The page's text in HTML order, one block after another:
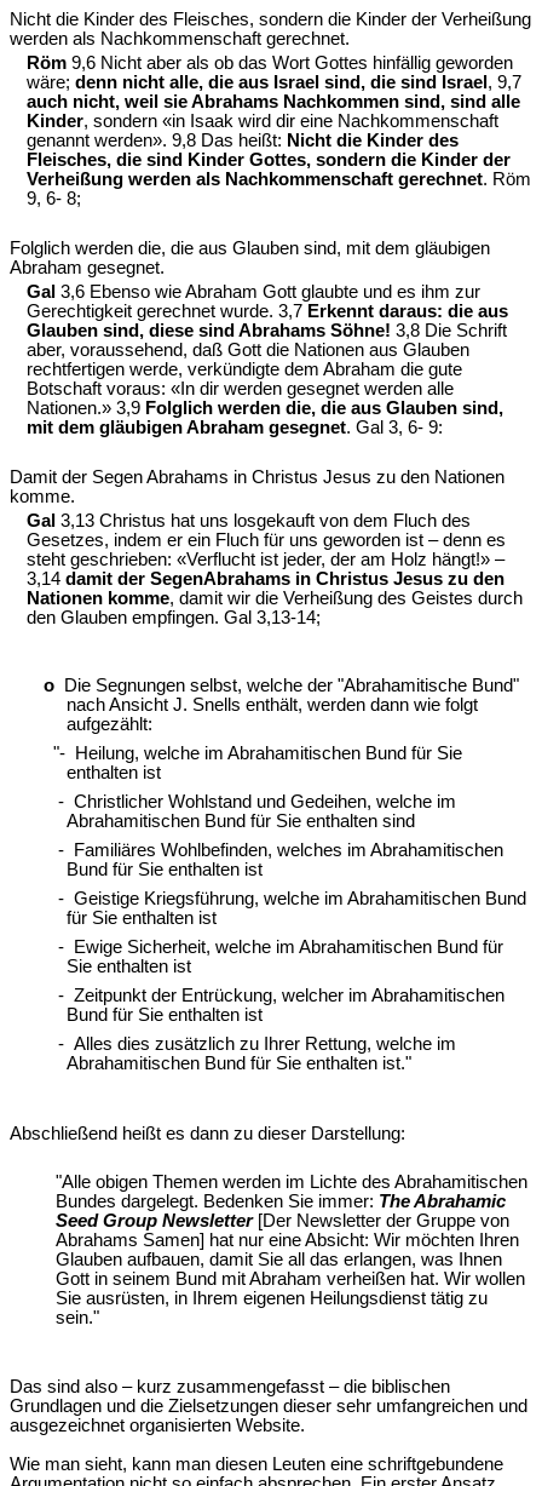
Nicht die Kinder des Fleisches, sondern die Kinder der Verheißung
werden als Nachkommenschaft gerechnet.
Röm 9,6 Nicht aber als ob das Wort Gottes hinfällig geworden
wäre; denn nicht alle, die aus Israel sind, die sind Israel , 9,7
auch nicht, weil sie Abrahams Nachkommen sind, sind alle
Kinder, sondern «in Isaak wird dir eine Nachkommenschaft
genannt werden». 9,8 Das heißt: Nicht die Kinder des
Fleisches, die sind Kinder Gottes, sondern die Kinder der
Verheißung werden als Nachkommenschaft gerechnet. Röm
9, 6- 8;
Folglich werden die, die aus Glauben sind, mit dem gläubigen
Abraham gesegnet.
Gal 3,6 Ebenso wie Abraham Gott glaubte und es ihm zur
Gerechtigkeit gerechnet wurde. 3,7 Erkennt daraus: die aus
Glauben sind, diese sind Abrahams Söhne! 3,8 Die Schrift
aber, voraussehend, daß Gott die Nationen aus Glauben
rechtfertigen werde, verkündigte dem Abraham die gute
Botschaft voraus: «In dir werden gesegnet werden alle
Nationen.» 3,9 Folglich werden die, die aus Glauben sind,
mit dem gläubigen Abraham gesegnet. Gal 3, 6- 9:
Damit der Segen Abrahams in Christus Jesus zu den Nationen
komme.
Gal 3,13 Christus hat uns losgekauft von dem Fluch des
Gesetzes, indem er ein Fluch für uns geworden ist – denn es
steht geschrieben: «Verflucht ist jeder, der am Holz hängt!» –
3,14 damit der SegenAbrahams in Christus Jesus zu den
Nationen komme, damit wir die Verheißung des Geistes durch
den Glauben empfingen. Gal 3,13-14;
o Die Segnungen selbst, welche der "Abrahamitische Bund"
nach Ansicht J. Snells enthält, werden dann wie folgt
aufgezählt:
"- Heilung, welche im Abrahamitischen Bund für Sie
enthalten ist
- Christlicher Wohlstand und Gedeihen, welche im
Abrahamitischen Bund für Sie enthalten sind
- Familiäres Wohlbefinden, welches im Abrahamitischen
Bund für Sie enthalten ist
- Geistige Kriegsführung, welche im Abrahamitischen Bund
für Sie enthalten ist
- Ewige Sicherheit, welche im Abrahamitischen Bund für
Sie enthalten ist
- Zeitpunkt der Entrückung, welcher im Abrahamitischen
Bund für Sie enthalten ist
- Alles dies zusätzlich zu Ihrer Rettung, welche im
Abrahamitischen Bund für Sie enthalten ist."
Abschließend heißt es dann zu dieser Darstellung:
"Alle obigen Themen werden im Lichte des Abrahamitischen
Bundes dargelegt. Bedenken Sie immer: The Abrahamic
Seed Group Newsletter[Der Newsletter der Gruppe von
Abrahams Samen] hat nur eine Absicht: Wir möchten Ihren
Glauben aufbauen, damit Sie all das erlangen, was Ihnen
Gott in seinem Bund mit Abraham verheißen hat. Wir wollen
Sie ausrüsten, in Ihrem eigenen Heilungsdienst tätig zu
sein."
Das sind also – kurz zusammengefasst – die biblischen
Grundlagen und die Zielsetzungen dieser sehr umfangreichen und
ausgezeichnet organisierten Website.
Wie man sieht, kann man diesen Leuten eine schriftgebundene